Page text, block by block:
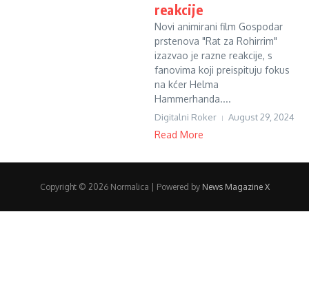
reakcije
Novi animirani film Gospodar
prstenova "Rat za Rohirrim"
izazvao je razne reakcije, s
fanovima koji preispituju fokus
na kćer Helma
Hammerhanda....
Digitalni Roker August 29, 2024
Read More
Copyright © 2026 Normalica | Powered by News Magazine X